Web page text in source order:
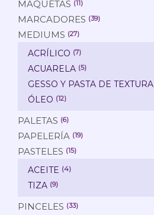
MAQUETAS (11)
MARCADORES (39)
MEDIUMS (27)
ACRÍLICO (7)
ACUARELA (5)
GESSO Y PASTA DE TEXTURA
ÓLEO (12)
PALETAS (6)
PAPELERÍA (19)
PASTELES (15)
ACEITE (4)
TIZA (9)
PINCELES (33)